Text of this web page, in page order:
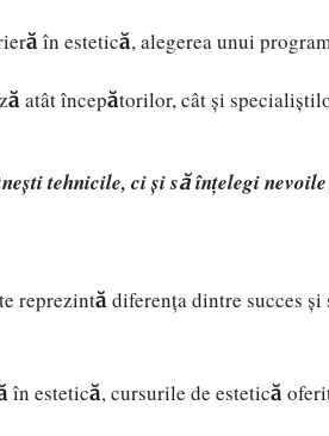
în estetică, alegerea unui
atât începătorilor, cât și
tehnicile, ci și să înțelegi
reprezintă diferența dintre succes
estetică, cursurile de estetică